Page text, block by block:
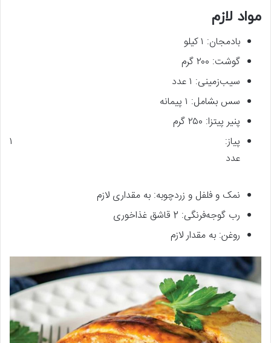
مواد لازم
بادمجان: ۱ کیلو
گوشت: ۲۰۰ گرم
سیب‌زمینی: ۱ عدد
سس بشامل: ۱ پیمانه
پنیر پیتزا: ۲۵۰ گرم
پیاز: ۱
عدد
نمک و فلفل و زردچوبه: به مقداری لازم
رب گوجه‌فرنگی: 2 قاشق غذاخوری
روغن: به مقدار لازم